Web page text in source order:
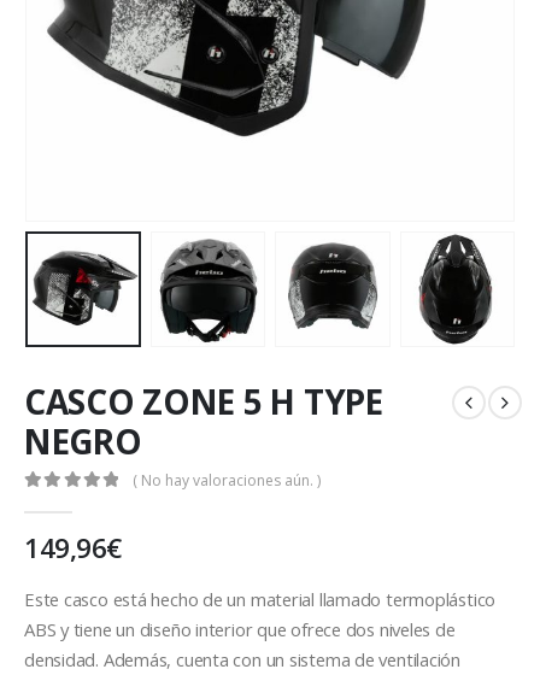
CASCO ZONE 5 H TYPE
NEGRO
( No hay valoraciones aún. )
149,96€
Este casco está hecho de un material llamado termoplástico
ABS y tiene un diseño interior que ofrece dos niveles de
densidad. Además, cuenta con un sistema de ventilación